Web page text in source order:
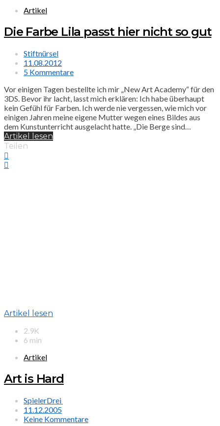
Artikel
Die Farbe Lila passt hier nicht so gut
Stiftnürsel
11.08.2012
5 Kommentare
Vor einigen Tagen bestellte ich mir „New Art Academy“ für den
3DS. Bevor ihr lacht, lasst mich erklären: Ich habe überhaupt
kein Gefühl für Farben. Ich werde nie vergessen, wie mich vor
einigen Jahren meine eigene Mutter wegen eines Bildes aus
dem Kunstunterricht ausgelacht hatte. „Die Berge sind…
Artikel lesen
Teilen
Artikel lesen
2.9K
6 min
Artikel
Art is Hard
SpielerDrei
11.12.2005
Keine Kommentare